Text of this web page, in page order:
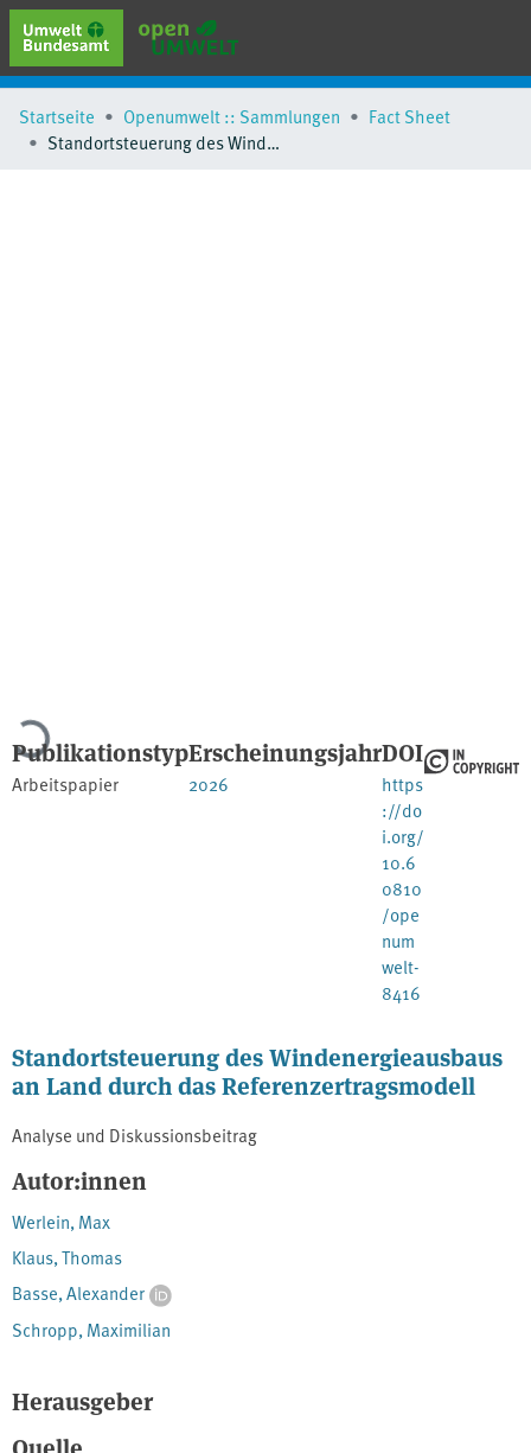
erweiterte Suche
Browse
Startseite Openumwelt :: Sammlungen
Fact Sheet
Standortsteuerung des Windenergieausbaus an Land durch das Referenzertragsmodell
Lade...
Publikationstyp
Arbeitspapier
Erscheinungsjahr
2026
DOI
https
://do
i.org/
10.6
0810
/ope
num
welt-
8416
Standortsteuerung des Windenergieausbaus
an Land durch das Referenzertragsmodell
Analyse und Diskussionsbeitrag
Autor:innen
Werlein, Max
Klaus, Thomas
Basse, Alexander
Schropp, Maximilian
Herausgeber